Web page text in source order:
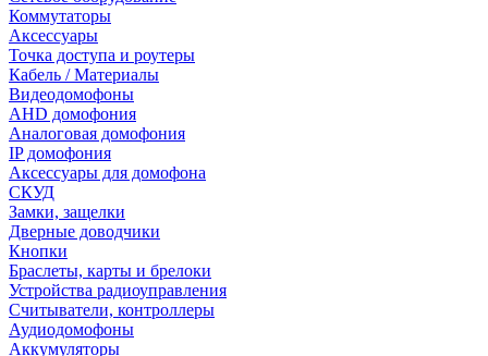
Коммутаторы
Аксессуары
Точка доступа и роутеры
Кабель / Материалы
Видеодомофоны
AHD домофония
Аналоговая домофония
IP домофония
Аксессуары для домофона
СКУД
Замки, защелки
Дверные доводчики
Кнопки
Браслеты, карты и брелоки
Устройства радиоуправления
Считыватели, контроллеры
Аудиодомофоны
Аккумуляторы